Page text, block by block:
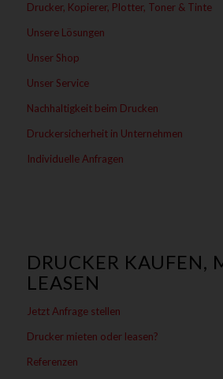
Drucker, Kopierer, Plotter, Toner & Tinte
Unsere Lösungen
Unser Shop
Unser Service
Nachhaltigkeit beim Drucken
Druckersicherheit in Unternehmen
Individuelle Anfragen
DRUCKER KAUFEN,
LEASEN
Jetzt Anfrage stellen
Drucker mieten oder leasen?
Referenzen